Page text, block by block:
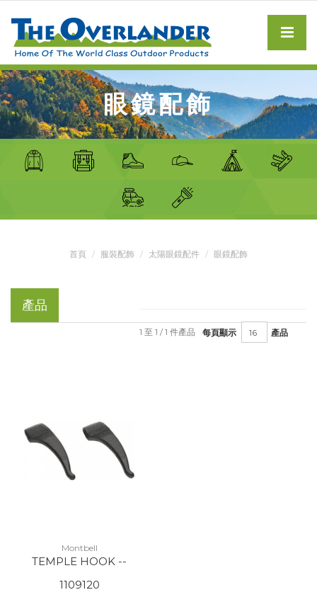
眼鏡配飾
首頁 服裝配飾 太陽眼鏡配件 眼鏡配飾
產品
每頁顯示 產品
1 至 1 / 1 件產品
Montbell
TEMPLE HOOK --
1109120